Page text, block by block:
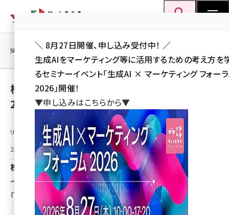
ン
seo (3536)
ai (2818)
youtube (2444)
note (2320)
セミナー (2313)
z世代 (1629)
SEO マーケティング／広告 AI SNS アクセス解析／データ分析
株式会社Parkour Japan、「SFUG CUP
2026」決勝大会にて審査員特別賞を受賞
リリース情報提供元：
2026年6月11日 17:45
株式会社Parkour Japan
～第14回 Salesforce 全国活用チャンピオン大会、
「Agentforceを人よりも人らしく。」の発表が評価～
＼ 8月27日開催、申し込み受付中！ ／
生成AIをマーケティング等に活用するための考え方を
るセミナーイベント「生成AI × マーケティング フォー
2026」開催！
▼申し込みはこちらから▼